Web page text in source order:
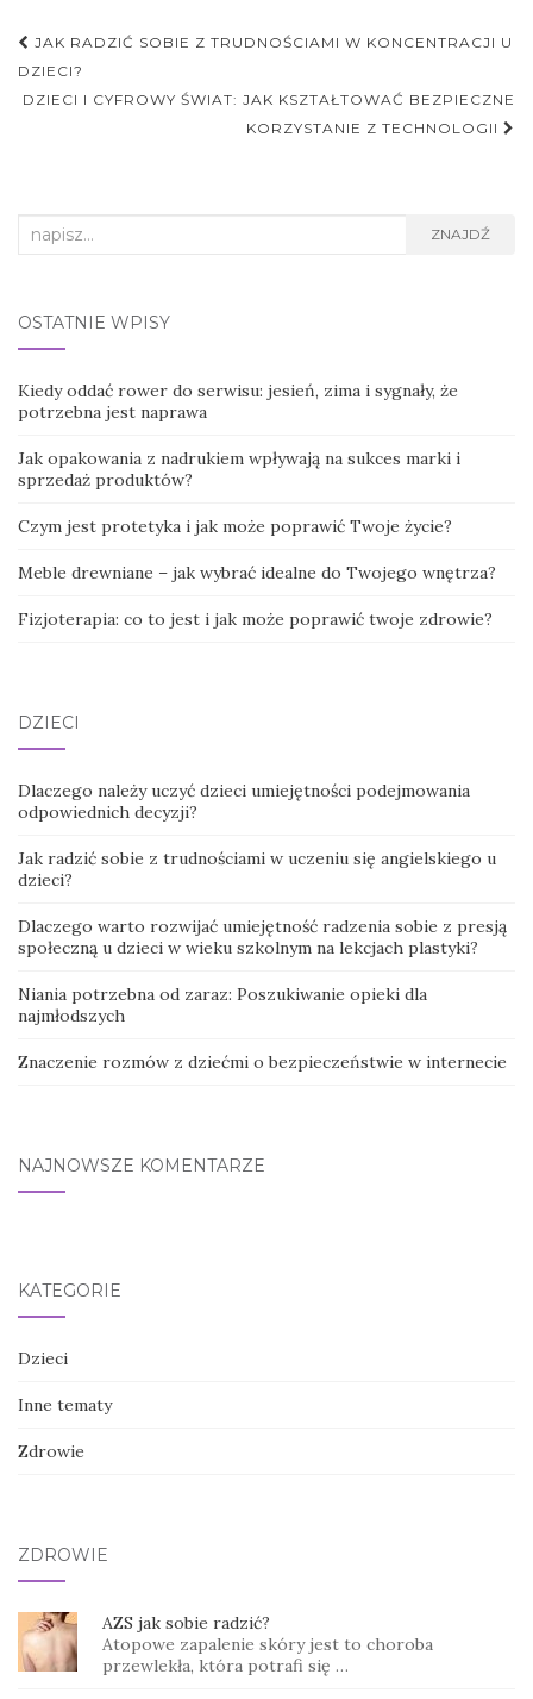
Nawigacja
postu
JAK RADZIĆ SOBIE Z TRUDNOŚCIAMI W KONCENTRACJI U
DZIECI?
DZIECI I CYFROWY ŚWIAT: JAK KSZTAŁTOWAĆ BEZPIECZNE
KORZYSTANIE Z TECHNOLOGII
Search
ZNAJDŹ
OSTATNIE WPISY
Kiedy oddać rower do serwisu: jesień, zima i sygnały, że
potrzebna jest naprawa
Jak opakowania z nadrukiem wpływają na sukces marki i
sprzedaż produktów?
Czym jest protetyka i jak może poprawić Twoje życie?
Meble drewniane – jak wybrać idealne do Twojego wnętrza?
Fizjoterapia: co to jest i jak może poprawić twoje zdrowie?
DZIECI
Dlaczego należy uczyć dzieci umiejętności podejmowania
odpowiednich decyzji?
Jak radzić sobie z trudnościami w uczeniu się angielskiego u
dzieci?
Dlaczego warto rozwijać umiejętność radzenia sobie z presją
społeczną u dzieci w wieku szkolnym na lekcjach plastyki?
Niania potrzebna od zaraz: Poszukiwanie opieki dla
najmłodszych
Znaczenie rozmów z dziećmi o bezpieczeństwie w internecie
NAJNOWSZE KOMENTARZE
KATEGORIE
Dzieci
Inne tematy
Zdrowie
ZDROWIE
AZS jak sobie radzić?
Atopowe zapalenie skóry jest to choroba
przewlekła, która potrafi się …